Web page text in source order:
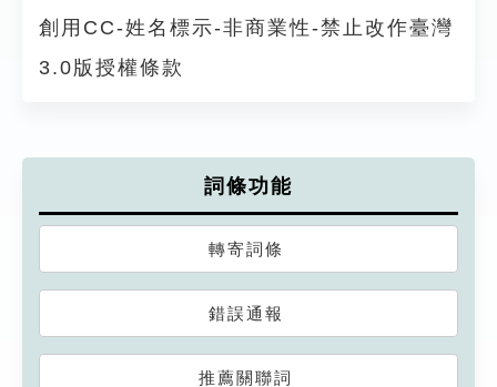
創用CC-姓名標示-非商業性-禁止改作臺灣
3.0版授權條款
詞條功能
轉寄詞條
錯誤通報
推薦關聯詞